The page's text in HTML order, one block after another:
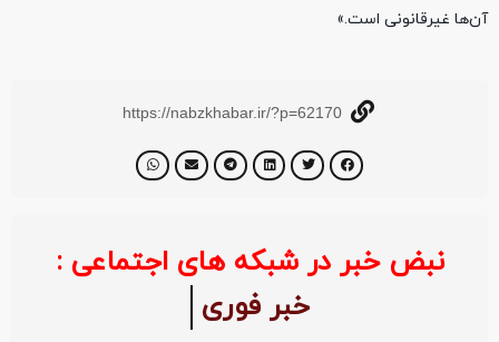
آن‌ها غیرقانونی است.»
https://nabzkhabar.ir/?p=62170
نبض خبر در شبکه های اجتماعی :
خبر فوری